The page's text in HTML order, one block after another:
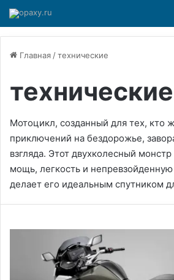
Главная /технические
технические
Мотоцикл, созданный для тех, кто
приключений на бездорожье,
взгляда. Этот двухколесный
мощь, легкость и
делает его идеальным спутником